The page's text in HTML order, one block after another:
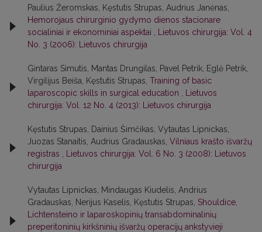
Paulius Žeromskas, Kęstutis Strupas, Audrius Janėnas,
Hemorojaus chirurginio gydymo dienos stacionare
socialiniai ir ekonominiai aspektai
Lietuvos chirurgija: Vol. 4
No. 3 (2006): Lietuvos chirurgija
Gintaras Simutis, Mantas Drungilas, Pavel Petrik, Eglė Petrik,
Virgilijus Beiša, Kęstutis Strupas, Training of basic
laparoscopic skills in surgical education
Lietuvos
chirurgija: Vol. 12 No. 4 (2013): Lietuvos chirurgija
Kęstutis Strupas, Dainius Šimčikas, Vytautas Lipnickas,
Juozas Stanaitis, Audrius Gradauskas, Vilniaus krašto išvaržų
registras
Lietuvos chirurgija: Vol. 6 No. 3 (2008): Lietuvos
chirurgija
Vytautas Lipnickas, Mindaugas Kiudelis, Andrius
Gradauskas, Nerijus Kaselis, Kęstutis Strupas, Shouldice,
Lichtensteino ir laparoskopinių transabdominalinių
preperitoninių kirkšninių išvaržų operacijų ankstyvieji